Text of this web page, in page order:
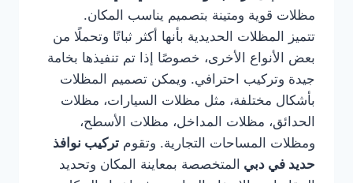
مظلات قوية ومتينة بتصميم يناسب المكان.
تتميز المظلات الحديدية بأنها أكثر ثباتًا وتحملًا من
بعض الأنواع الأخرى، خصوصًا إذا تم تنفيذها بخامة
جيدة وتركيب احترافي. ويمكن تصميم المظلات
بأشكال مختلفة، مثل مظلات السيارات، مظلات
الحدائق، مظلات المداخل، مظلات الأسطح،
ومظلات المساحات التجارية. وتقوم تركيب نوافذ
حديد في دبي المتخصصة بمعاينة المكان وتحديد